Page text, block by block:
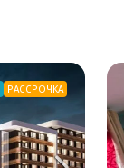
РАССРОЧКА